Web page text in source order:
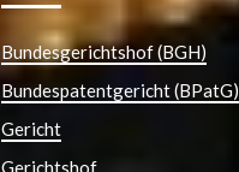
Bundesgerichtshof (BGH)
Bundespatentgericht (BPatG)
Gericht
Gerichtshof